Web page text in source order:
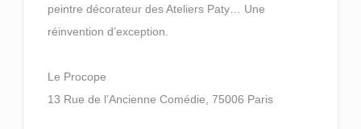
peintre décorateur des Ateliers Paty… Une
réinvention d’exception.
Le Procope
13 Rue de l’Ancienne Comédie, 75006 Paris